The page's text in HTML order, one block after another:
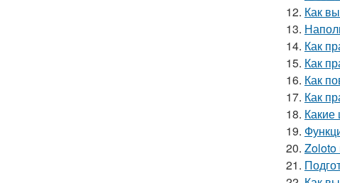
12. Как
13.
14. Как
15. Как
16. Как
17. Как
18. Какие
19.
20. Zoloto
21.